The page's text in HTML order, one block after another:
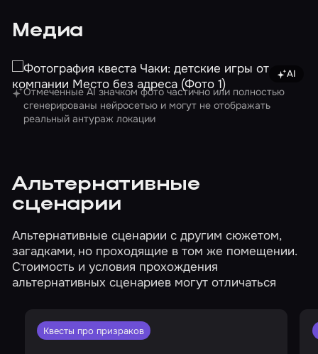
Медиа
AI
Отмеченные AI значком фото частично или полностью
сгенерированы нейросетью и могут не отображать
реальный антураж локации
Альтернативные
сценарии
Альтернативные сценарии с другим сюжетом,
загадками, но проходящие в том же помещении.
Стоимость и условия прохождения
альтернативных сценариев могут отличаться
Квесты про призраков